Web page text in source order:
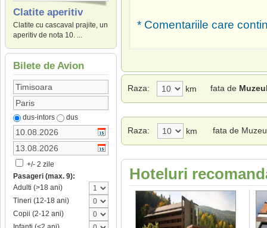
Clatite aperitiv
Clatite cu cascaval prajite, un
aperitiv de nota 10. ...
Bilete de Avion
dus-intors dus
+/- 2 zile
Pasageri (max. 9):
Adulti (>18 ani)
Tineri (12-18 ani)
Copii (2-12 ani)
* Comentariile care
Raza: km fata de
Raza: km fata de
Hoteluri